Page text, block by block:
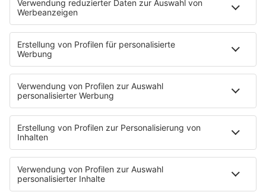
Deutsche Liebeslieder
PODCASTS
Mit den Waffeln einer Frau
Frühstück bei Barbara
Brave & One
NotAufnahme
"Bewerbung und Karriere"
Aber bitte mit Schlager
Erdbeerkäse
Fitness mit M.A.R.K
Glück in Worten
Todesursache